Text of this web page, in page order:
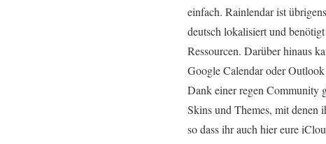
einfach. Rainlendar ist
deutsch lokalisiert und
Ressourcen. Darüber hinaus
Google Calendar oder
Dank einer regen Community
Skins und Themes, mit denen
so dass ihr auch hier eure